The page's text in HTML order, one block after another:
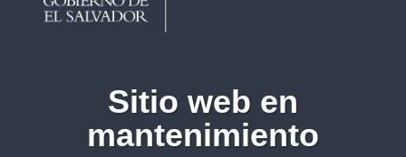
Sitio web en
mantenimiento